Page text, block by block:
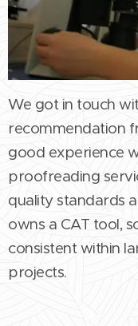
We got in touch
recommendation
good experience
proofreading
quality standards
owns a CAT tool,
consistent within
projects.